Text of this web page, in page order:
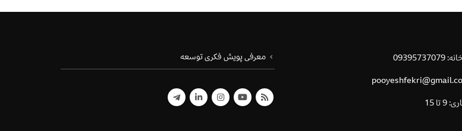
09395737079
9 تا 15
معرفی پویش فکری توسعه